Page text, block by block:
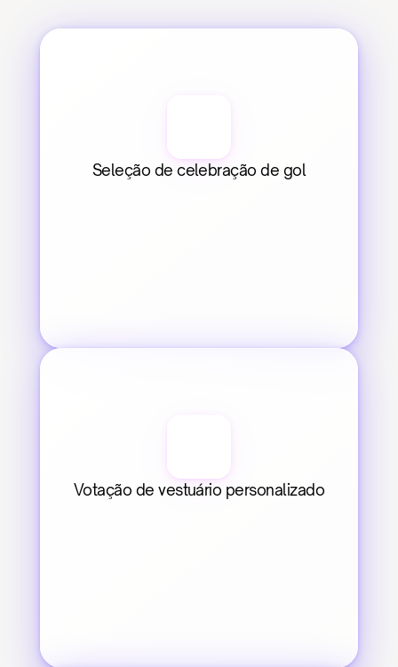
Seleção de celebração de gol
Votação de vestuário personalizado